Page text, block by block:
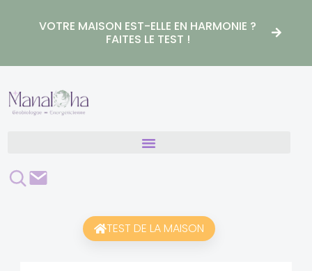
VOTRE MAISON EST-ELLE EN HARMONIE ?
FAITES LE TEST !
Rechercher
Contact
TEST DE LA MAISON